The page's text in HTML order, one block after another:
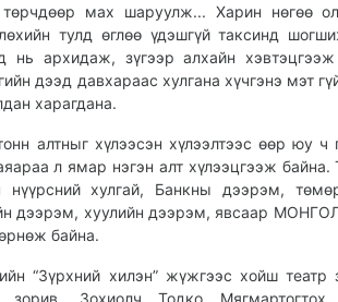
төрчдөөр мах шаруулж... Харин нөгөө
тулд өглөө үдэшгүй таксинд
нь архидаж, зүгээр алхайн
дээд давхараас хулгана хүчгэнэ мэт
харагдана.
алтныг хүлээсэн хүлээлтээс өөр юу ч
л ямар нэгэн алт хүлээцгээж байна.
хулгай, Банкны дээрэм,
дээрэм, хуулийн дээрэм, явсаар
байна.
“Зүрхний хилэн” жүжгээс хойш театр